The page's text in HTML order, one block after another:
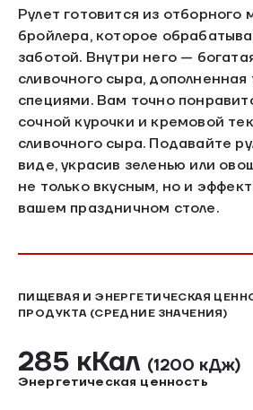
Рулет готовится из отборного
бройлера, которое
заботой. Внутри него —
сливочного сыра,
специями. Вам точно
сочной курочки и кремовой
сливочного сыра. Подавайте
виде, украсив зеленью или
не только вкусным, но и
вашем праздничном столе.
ПИЩЕВАЯ И ЭНЕРГЕТИЧЕСКАЯ
ПРОДУКТА (СРЕДНИЕ ЗНАЧЕНИЯ)
285 кКал (1200 кДж)
Энергетическая ценность